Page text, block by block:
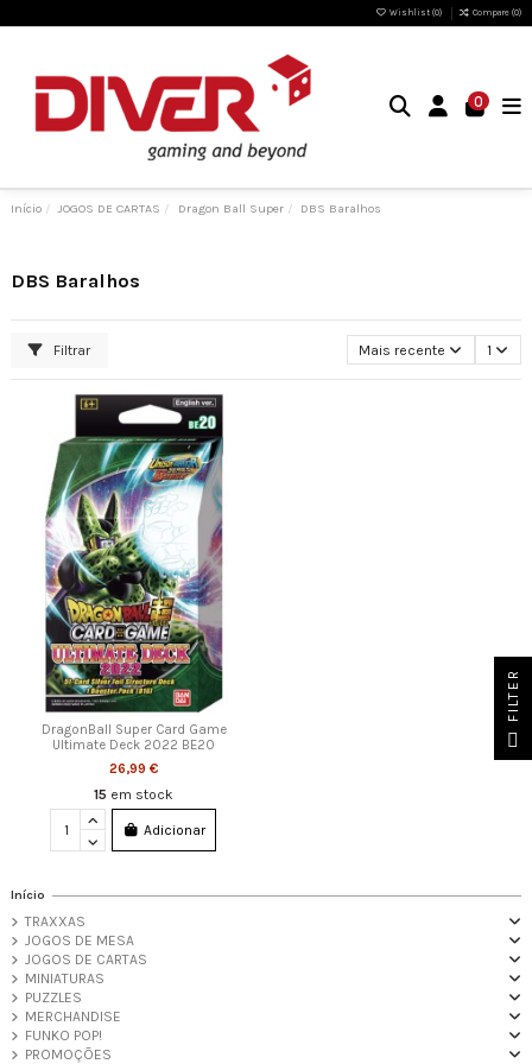
Wishlist (0) Compare (0)
0
Início JOGOS DE CARTAS Dragon Ball Super DBS Baralhos
DBS Baralhos
Filtrar Mais recente 1
DragonBall Super Card Game
Ultimate Deck 2022 BE20
26,99 €
15 em stock
Adicionar
Início
TRAXXAS
JOGOS DE MESA
JOGOS DE CARTAS
MINIATURAS
PUZZLES
MERCHANDISE
FUNKO POP!
PROMOÇÕES
FILTER